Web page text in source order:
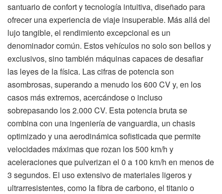
santuario de confort y tecnología intuitiva, diseñado para
ofrecer una experiencia de viaje insuperable. Más allá del
lujo tangible, el rendimiento excepcional es un
denominador común. Estos vehículos no solo son bellos y
exclusivos, sino también máquinas capaces de desafiar
las leyes de la física. Las cifras de potencia son
asombrosas, superando a menudo los 600 CV y, en los
casos más extremos, acercándose o incluso
sobrepasando los 2.000 CV. Esta potencia bruta se
combina con una ingeniería de vanguardia, un chasis
optimizado y una aerodinámica sofisticada que permite
velocidades máximas que rozan los 500 km/h y
aceleraciones que pulverizan el 0 a 100 km/h en menos de
3 segundos. El uso extensivo de materiales ligeros y
ultrarresistentes, como la fibra de carbono, el titanio o